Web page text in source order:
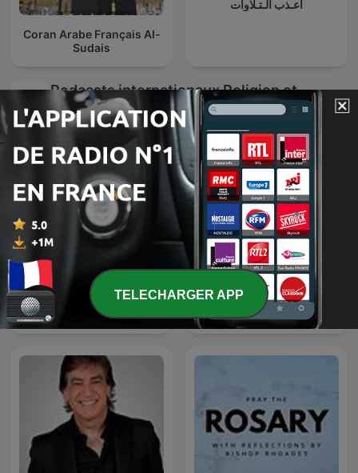
Coran Arabe Français Al-
Sudais
أعـذب الـتـلاوات
Podcasts internationaux Religion et
spiritualité
Biblia egy év alatt -
podcast Fábry Kornél
püspök atyával
深度睡眠|解压|冥想|疗愈养
生|艺术疗愈|白噪音|助眠音
乐|轻音乐|苏阳阳频道
TELECHARGER APP